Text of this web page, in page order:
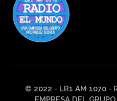
© 2022 - LR1 AM 1070 -